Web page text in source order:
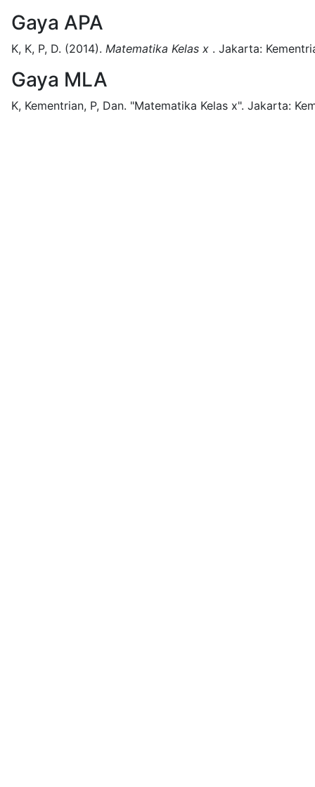
Gaya APA
K, K, P, D. (2014). Matematika Kelas x . Jakarta:
Gaya MLA
K, Kementrian, P, Dan. "Matematika Kelas x". Jakarta: